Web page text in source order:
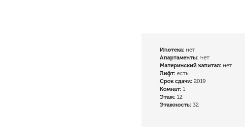
Ипотека: нет
Апартаменты: нет
Материнский капитал: нет
Лифт: есть
Cрок сдачи: 2019
Комнат: 1
Этаж: 12
Этажность: 32